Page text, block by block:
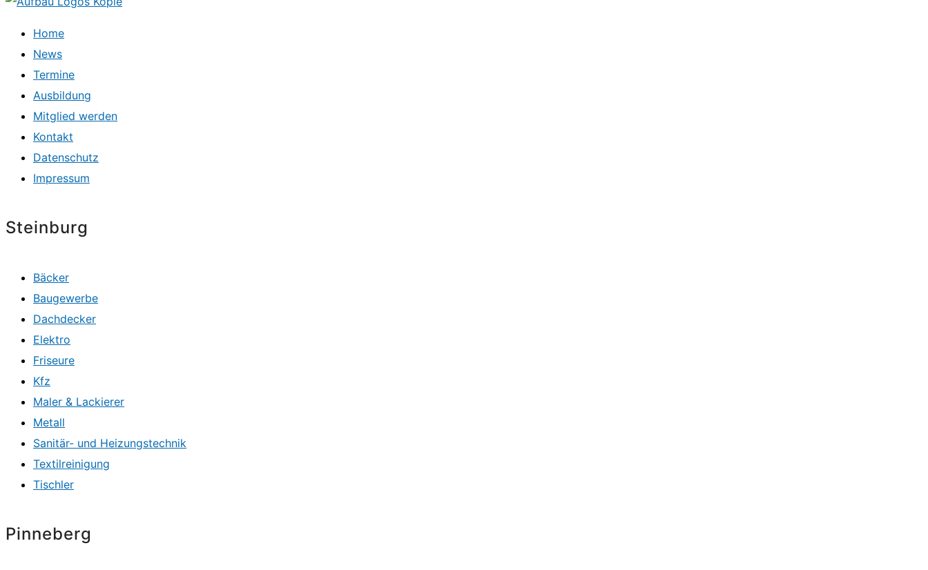
Home
News
Termine
Ausbildung
Mitglied werden
Kontakt
Datenschutz
Impressum
Steinburg
Bäcker
Baugewerbe
Dachdecker
Elektro
Friseure
Kfz
Maler & Lackierer
Metall
Sanitär- und Heizungstechnik
Textilreinigung
Tischler
Pinneberg